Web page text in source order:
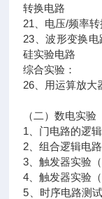
转换电路
21、电压/频率
23、波形变
硅实验电路
综合实验：
26、用运算放大
（二）数电实验
1、门电路的逻
2、组合逻辑电
3、触发器实验
4、触发器实验
5、时序电